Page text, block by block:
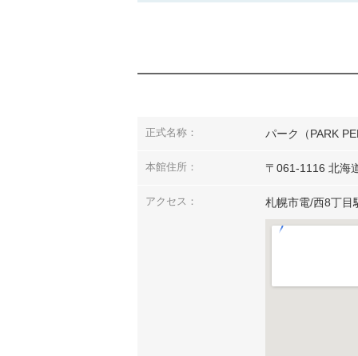
正式名称： パーク（PARK
本館住所： 〒061-1116 北海
アクセス： 札幌市電/西8丁目